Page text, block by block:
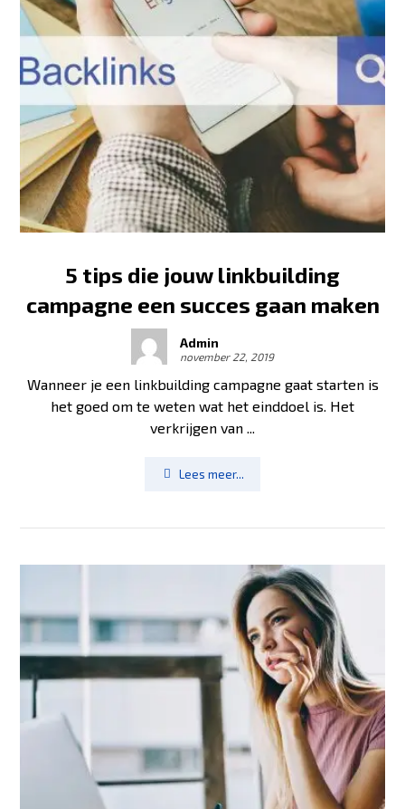
5 tips die jouw linkbuilding
campagne een succes gaan maken
Admin
november 22, 2019
Wanneer je een linkbuilding campagne gaat starten is
het goed om te weten wat het einddoel is. Het
verkrijgen van ...
Lees meer...